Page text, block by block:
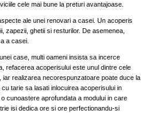
cele mai bune la preturi avantajoase.
ale unei renovari a casei. Un acoperis
zapezii, ghetii si resturilor. De asemenea,
a casei.
case, multi oameni insista sa incerce
refacerea acoperisului este unul dintre cele
realizarea necorespunzatoare poate duce la
tarie sa lasati inlocuirea acoperisului in
cunoastere aprofundata a modului in care
isi dedica ore si ore perfectionandu-si